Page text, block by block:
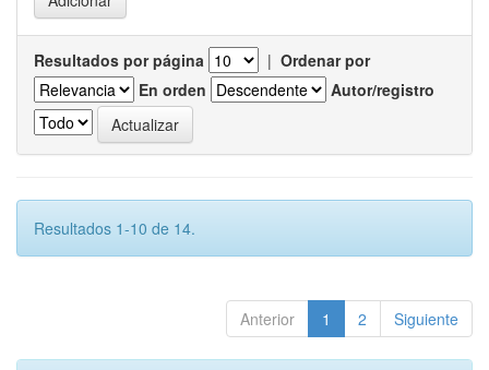
Resultados por página | Ordenar por
En orden
Autor/registro
Resultados 1-10 de 14.
Anterior 1 2 Siguiente